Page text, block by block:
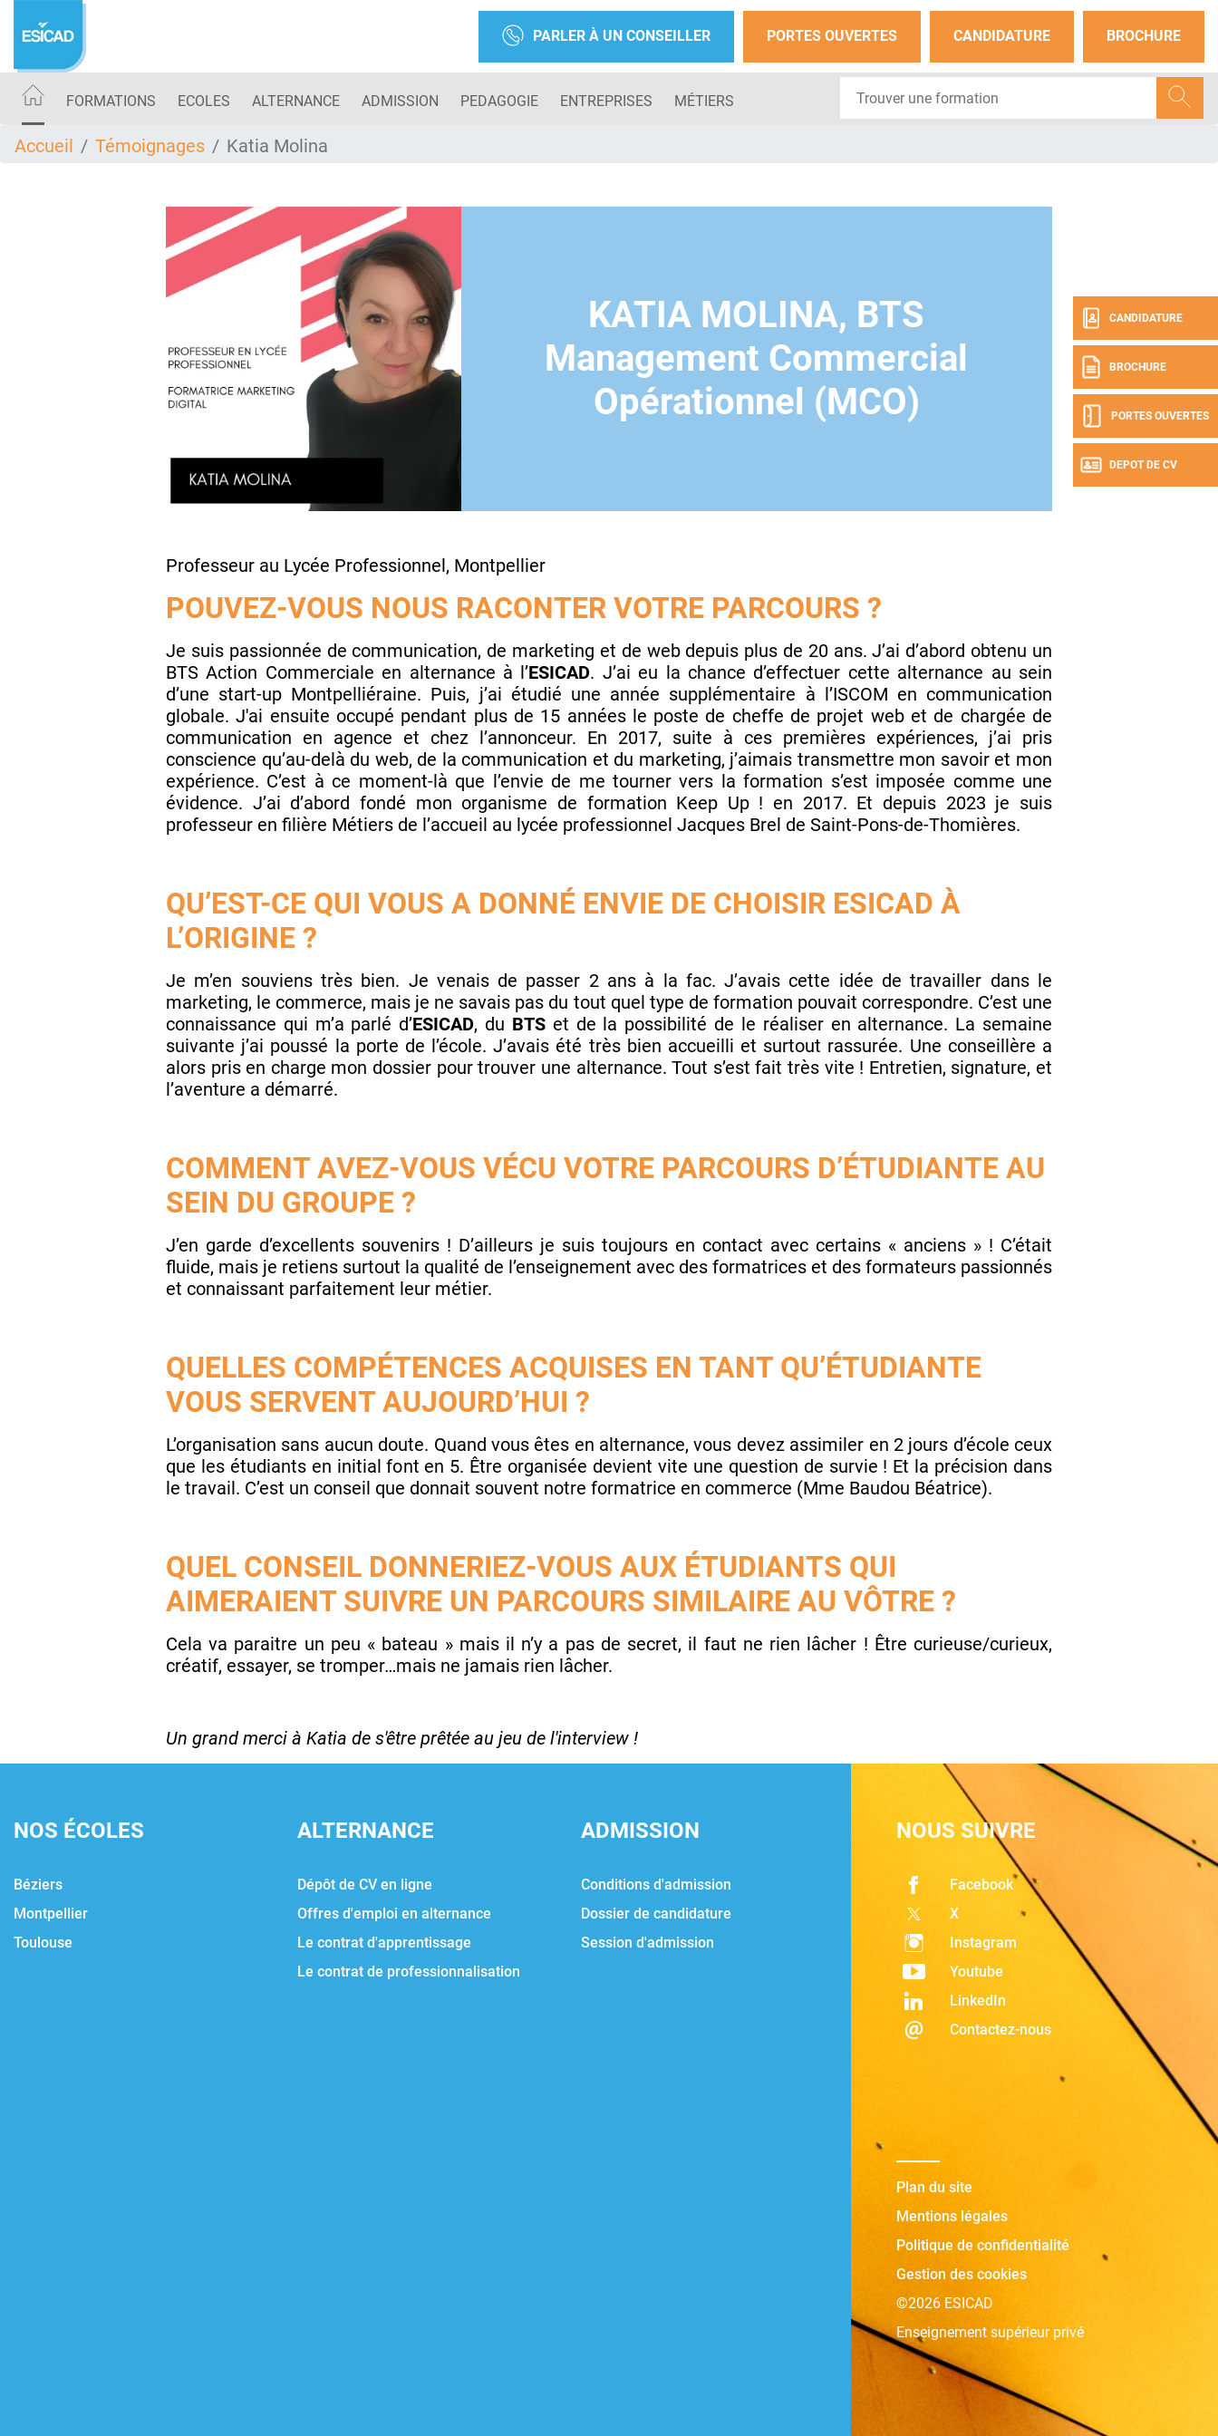
contenu
PARLER À UN CONSEILLER PORTES OUVERTES CANDIDATURE BROCHURE
FORMATIONS ECOLES ALTERNANCE ADMISSION PEDAGOGIE ENTREPRISES MÉTIERS
CANDIDATURE
BROCHURE
PORTES OUVERTES
DEPOT DE CV
Accueil Témoignages Katia Molina
KATIA MOLINA, BTS
Management Commercial
Opérationnel (MCO)
Professeur au Lycée Professionnel, Montpellier
POUVEZ-VOUS NOUS RACONTER VOTRE PARCOURS ?
Je suis passionnée de communication, de marketing et de web depuis plus de 20 ans. J’ai d’abord obtenu un
BTS Action Commerciale en alternance à l’ESICAD. J’ai eu la chance d’effectuer cette alternance au sein
d’une start-up Montpelliéraine. Puis, j’ai étudié une année supplémentaire à l’ISCOM en communication
globale. J'ai ensuite occupé pendant plus de 15 années le poste de cheffe de projet web et de chargée de
communication en agence et chez l’annonceur. En 2017, suite à ces premières expériences, j’ai pris
conscience qu’au-delà du web, de la communication et du marketing, j’aimais transmettre mon savoir et mon
expérience. C’est à ce moment-là que l’envie de me tourner vers la formation s’est imposée comme une
évidence. J’ai d’abord fondé mon organisme de formation Keep Up ! en 2017. Et depuis 2023 je suis
professeur en filière Métiers de l’accueil au lycée professionnel Jacques Brel de Saint-Pons-de-Thomières.
QU’EST-CE QUI VOUS A DONNÉ ENVIE DE CHOISIR ESICAD À
L’ORIGINE ?
Je m’en souviens très bien. Je venais de passer 2 ans à la fac. J’avais cette idée de travailler dans le
marketing, le commerce, mais je ne savais pas du tout quel type de formation pouvait correspondre. C’est une
connaissance qui m’a parlé d’ESICAD, du BTS et de la possibilité de le réaliser en alternance. La semaine
suivante j’ai poussé la porte de l’école. J’avais été très bien accueilli et surtout rassurée. Une conseillère a
alors pris en charge mon dossier pour trouver une alternance. Tout s’est fait très vite ! Entretien, signature, et
l’aventure a démarré.
COMMENT AVEZ-VOUS VÉCU VOTRE PARCOURS D’ÉTUDIANTE AU
SEIN DU GROUPE ?
J’en garde d’excellents souvenirs ! D’ailleurs je suis toujours en contact avec certains « anciens » ! C’était
fluide, mais je retiens surtout la qualité de l’enseignement avec des formatrices et des formateurs passionnés
et connaissant parfaitement leur métier.
QUELLES COMPÉTENCES ACQUISES EN TANT QU’ÉTUDIANTE
VOUS SERVENT AUJOURD’HUI ?
L’organisation sans aucun doute. Quand vous êtes en alternance, vous devez assimiler en 2 jours d’école ceux
que les étudiants en initial font en 5. Être organisée devient vite une question de survie ! Et la précision dans
le travail. C’est un conseil que donnait souvent notre formatrice en commerce (Mme Baudou Béatrice).
QUEL CONSEIL DONNERIEZ-VOUS AUX ÉTUDIANTS QUI
AIMERAIENT SUIVRE UN PARCOURS SIMILAIRE AU VÔTRE ?
Cela va paraitre un peu « bateau » mais il n’y a pas de secret, il faut ne rien lâcher ! Être curieuse/curieux,
créatif, essayer, se tromper…mais ne jamais rien lâcher.
Un grand merci à Katia de s'être prêtée au jeu de l'interview !
NOS ÉCOLES
Béziers
Montpellier
Toulouse
ALTERNANCE
Dépôt de CV en ligne
Offres d'emploi en alternance
Le contrat d'apprentissage
Le contrat de professionnalisation
ADMISSION
Conditions d'admission
Dossier de candidature
Session d'admission
NOUS SUIVRE
Facebook
X
Instagram
Youtube
LinkedIn
Contactez-nous
Plan du site
Mentions légales
Politique de confidentialité
Gestion des cookies
©2026 ESICAD
Enseignement supérieur privé